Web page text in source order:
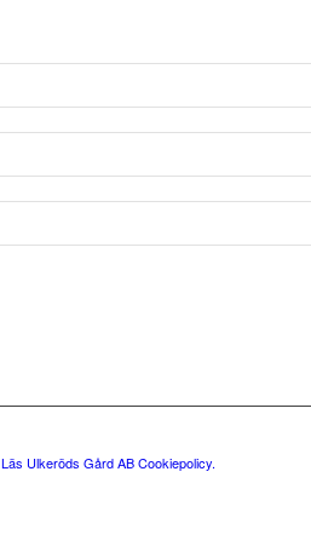
Läs Ulkeröds Gård AB Cookiepolicy.